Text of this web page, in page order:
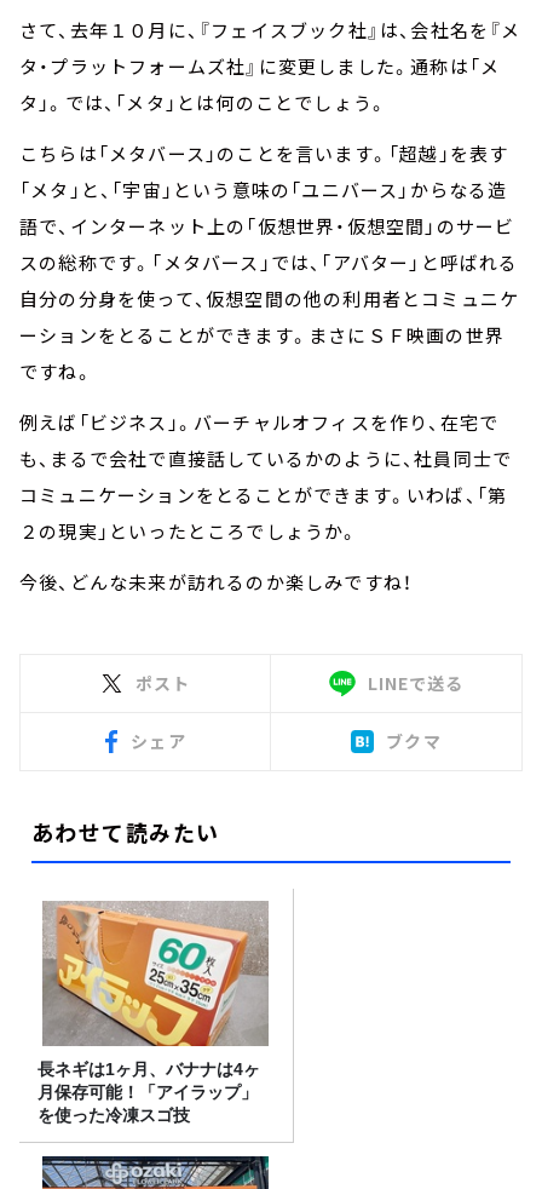
さて、去年１０月に、『フェイスブック社』は、会社名を『メ
タ・プラットフォームズ社』に変更しました。通称は「メ
タ」。では、「メタ」とは何のことでしょう。
こちらは「メタバース」のことを言います。「超越」を表す
「メタ」と、「宇宙」という意味の「ユニバース」からなる造
語で、インターネット上の「仮想世界・仮想空間」のサービ
スの総称です。「メタバース」では、「アバター」と呼ばれる
自分の分身を使って、仮想空間の他の利用者とコミュニケ
ーションをとることができます。まさにＳＦ映画の世界
ですね。
例えば「ビジネス」。バーチャルオフィスを作り、在宅で
も、まるで会社で直接話しているかのように、社員同士で
コミュニケーションをとることができます。いわば、「第
２の現実」といったところでしょうか。
今後、どんな未来が訪れるのか楽しみですね！
ポスト LINEで送る
シェア ブクマ
あわせて読みたい
長ネギは1ヶ月、バナナは4ヶ
月保存可能！「アイラップ」
を使った冷凍スゴ技